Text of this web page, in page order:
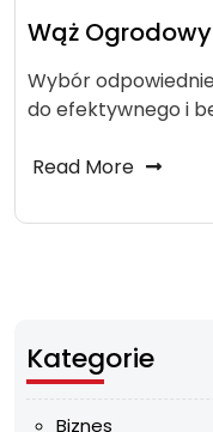
Wąż
Wybór
do efektywnego i
Read More
Kategorie
Biznes